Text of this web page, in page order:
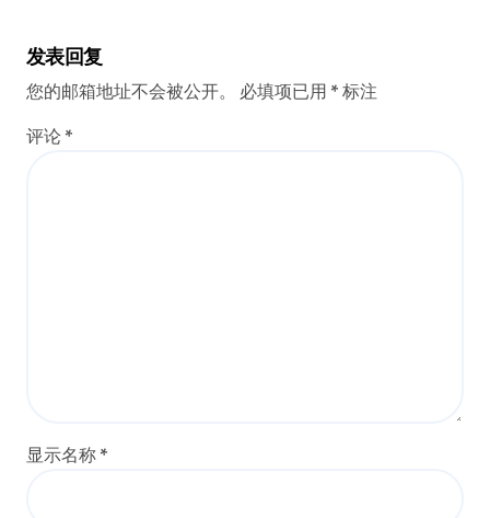
发表回复
您的邮箱地址不会被公开。 必填项已用 * 标注
评论 *
显示名称 *